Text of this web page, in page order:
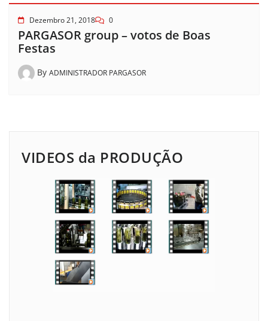
Dezembro 21, 2018 0
PARGASOR group – votos de Boas
Festas
By ADMINISTRADOR PARGASOR
VIDEOS da PRODUÇÃO